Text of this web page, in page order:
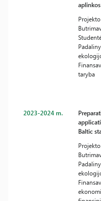
taryba
2023-2024 m.
Baltic